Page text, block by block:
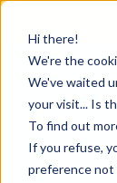
Hi there!
We're the
We've waited
your visit... Is
To find out
If you refuse,
preference not